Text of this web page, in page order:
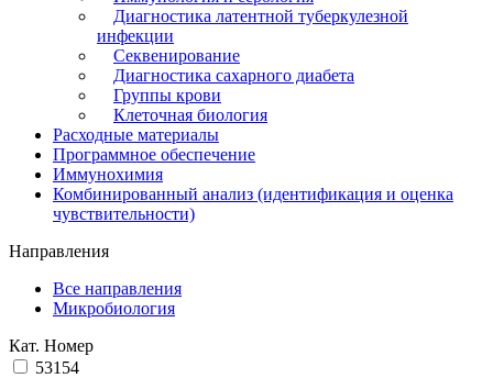
Диагностика латентной туберкулезной
инфекции
Секвенирование
Диагностика сахарного диабета
Группы крови
Клеточная биология
Расходные материалы
Программное обеспечение
Иммунохимия
Комбинированный анализ (идентификация и оценка
чувствительности)
Направления
Все направления
Микробиология
Кат. Номер
53154